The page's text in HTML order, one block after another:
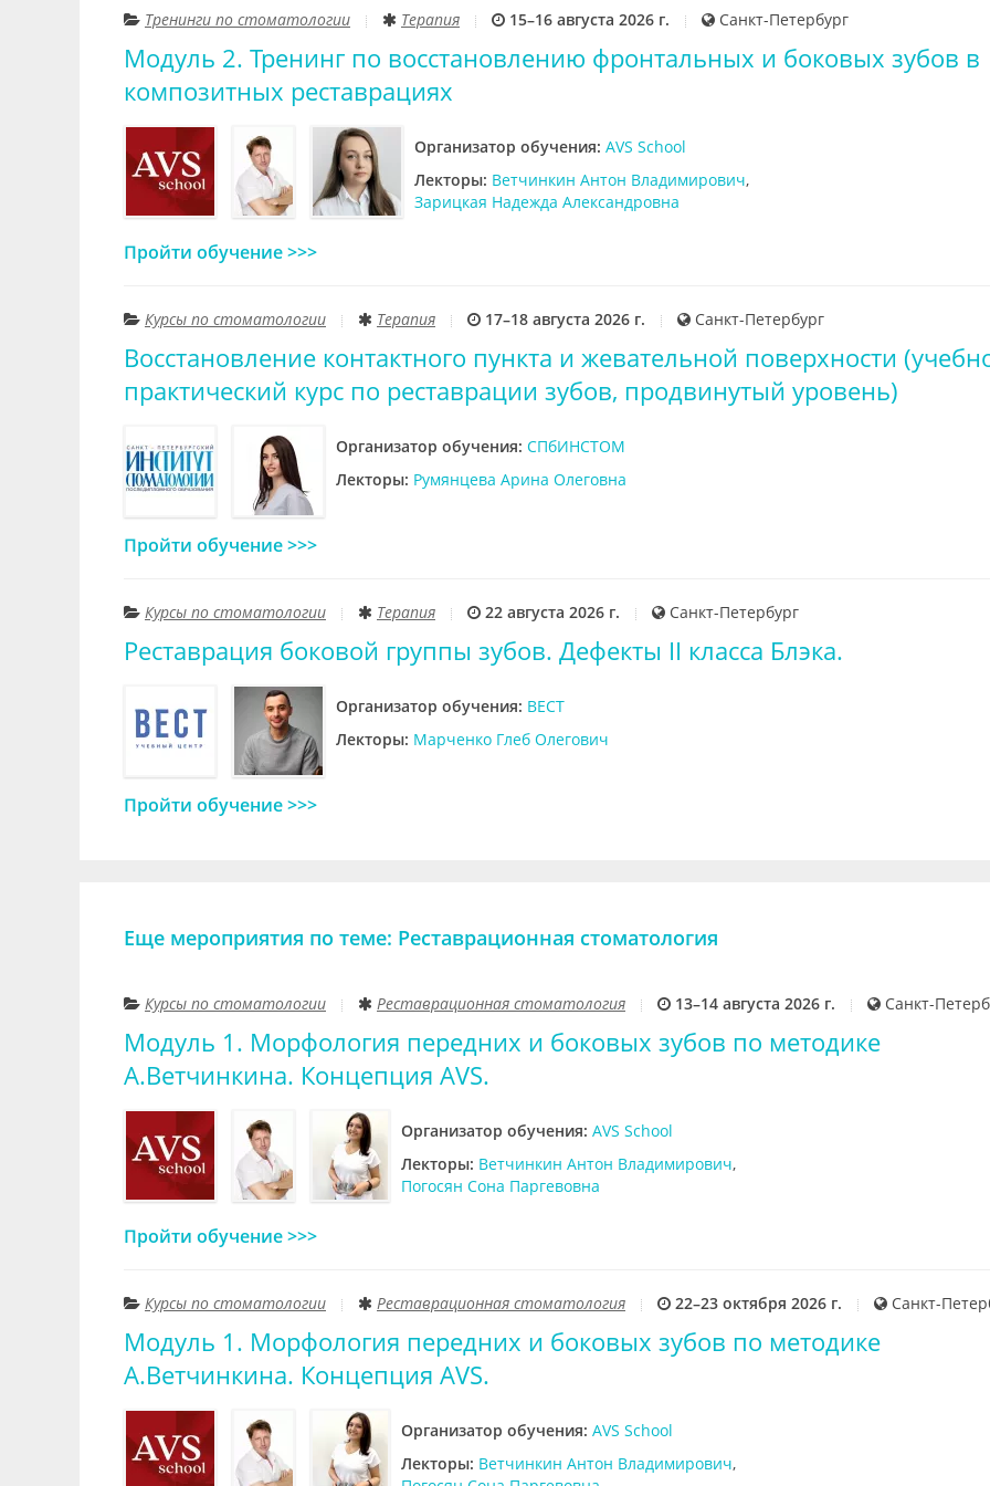
Тренинги по стоматологии Терапия 15–16 августа 2026 г. Санкт-Петербург
Модуль 2. Тренинг по восстановлению фронтальных и боковых зубов в
композитных реставрациях
Организатор обучения: AVS School
Лекторы: Ветчинкин Антон Владимирович,
Зарицкая Надежда Александровна
Пройти обучение >>>
Курсы по стоматологии Терапия 17–18 августа 2026 г. Санкт-Петербург
Восстановление контактного пункта и жевательной поверхности
практический курс по реставрации зубов, продвинутый уровень)
Организатор обучения: СПбИНСТОМ
Лекторы: Румянцева Арина Олеговна
Пройти обучение >>>
Курсы по стоматологии Терапия 22 августа 2026 г. Санкт-Петербург
Реставрация боковой группы зубов. Дефекты II класса Блэка.
Организатор обучения: ВЕСТ
Лекторы: Марченко Глеб Олегович
Пройти обучение >>>
Еще мероприятия по теме: Реставрационная стоматология
Курсы по стоматологии Реставрационная стоматология 13–14 августа 2026 г. Санкт-
Модуль 1. Морфология передних и боковых зубов по методике
А.Ветчинкина. Концепция AVS.
Организатор обучения: AVS School
Лекторы: Ветчинкин Антон Владимирович,
Погосян Сона Паргевовна
Пройти обучение >>>
Курсы по стоматологии Реставрационная стоматология 22–23 октября 2026 г. Санкт-
Модуль 1. Морфология передних и боковых зубов по методике
А.Ветчинкина. Концепция AVS.
Организатор обучения: AVS School
Лекторы: Ветчинкин Антон Владимирович,